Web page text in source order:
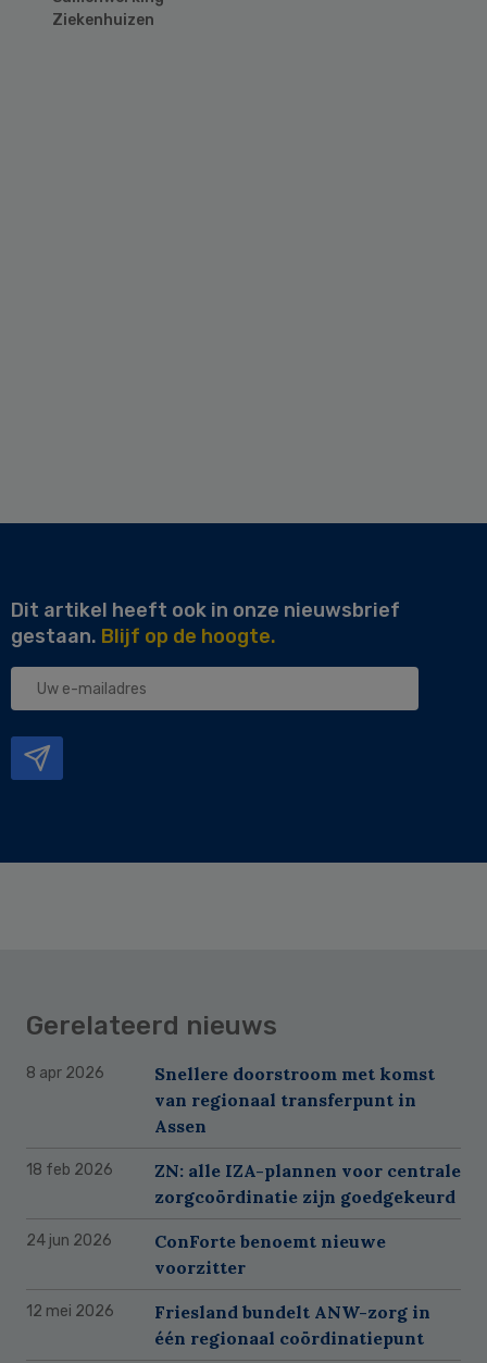
Ziekenhuizen
Dit artikel heeft ook in onze nieuwsbrief
gestaan. Blijf op de hoogte.
Uw
Gerelateerd nieuws
8 apr 2026
Snellere doorstroom met komst
van regionaal transferpunt in
Assen
18 feb 2026
ZN: alle IZA-plannen voor centrale
zorgcoördinatie zijn goedgekeurd
24 jun 2026
ConForte benoemt nieuwe
voorzitter
12 mei 2026
Friesland bundelt ANW-zorg in
één regionaal coördinatiepunt